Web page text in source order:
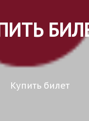
Купить билет